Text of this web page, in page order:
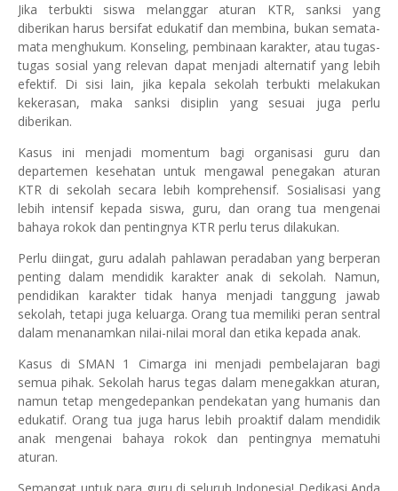
Jika terbukti siswa melanggar aturan KTR, sanksi yang
diberikan harus bersifat edukatif dan membina, bukan semata-
mata menghukum. Konseling, pembinaan karakter, atau tugas-
tugas sosial yang relevan dapat menjadi alternatif yang lebih
efektif. Di sisi lain, jika kepala sekolah terbukti melakukan
kekerasan, maka sanksi disiplin yang sesuai juga perlu
diberikan.
Kasus ini menjadi momentum bagi organisasi guru dan
departemen kesehatan untuk mengawal penegakan aturan
KTR di sekolah secara lebih komprehensif. Sosialisasi yang
lebih intensif kepada siswa, guru, dan orang tua mengenai
bahaya rokok dan pentingnya KTR perlu terus dilakukan.
Perlu diingat, guru adalah pahlawan peradaban yang berperan
penting dalam mendidik karakter anak di sekolah. Namun,
pendidikan karakter tidak hanya menjadi tanggung jawab
sekolah, tetapi juga keluarga. Orang tua memiliki peran sentral
dalam menanamkan nilai-nilai moral dan etika kepada anak.
Kasus di SMAN 1 Cimarga ini menjadi pembelajaran bagi
semua pihak. Sekolah harus tegas dalam menegakkan aturan,
namun tetap mengedepankan pendekatan yang humanis dan
edukatif. Orang tua juga harus lebih proaktif dalam mendidik
anak mengenai bahaya rokok dan pentingnya mematuhi
aturan.